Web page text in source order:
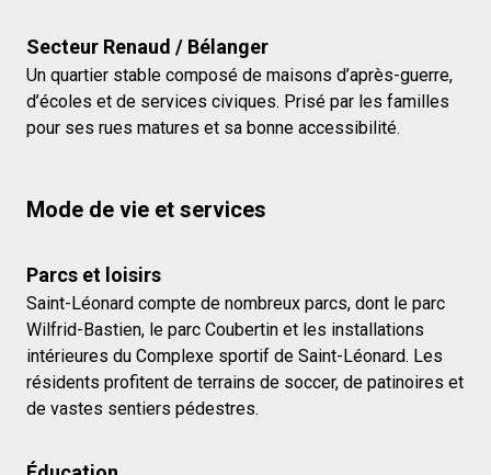
Secteur Renaud / Bélanger
Un quartier stable composé de maisons d’après-guerre,
d’écoles et de services civiques. Prisé par les familles
pour ses rues matures et sa bonne accessibilité.
Mode de vie et services
Parcs et loisirs
Saint-Léonard compte de nombreux parcs, dont le parc
Wilfrid-Bastien, le parc Coubertin et les installations
intérieures du Complexe sportif de Saint-Léonard. Les
résidents profitent de terrains de soccer, de patinoires et
de vastes sentiers pédestres.